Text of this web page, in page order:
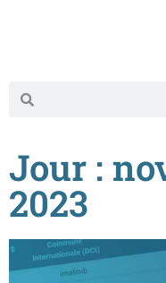
Jour :
2023